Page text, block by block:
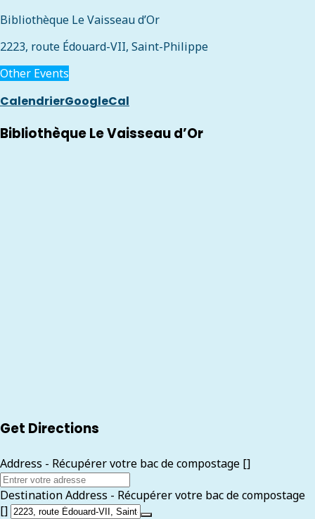
Bibliothèque Le Vaisseau d’Or
2223, route Édouard-VII, Saint-Philippe
Other Events
CalendrierGoogleCal
Bibliothèque Le Vaisseau d’Or
Get Directions
Address - Récupérer votre bac de compostage []
Destination Address - Récupérer votre bac de compostage
[]